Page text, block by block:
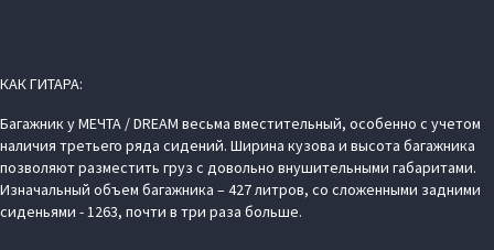
КАК ГИТАРА:
Багажник у МЕЧТА / DREAM весьма вместительный, особенно с учетом
наличия третьего ряда сидений. Ширина кузова и высота багажника
позволяют разместить груз с довольно внушительными габаритами.
Изначальный объем багажника – 427 литров, со сложенными задними
сиденьями - 1263, почти в три раза больше.